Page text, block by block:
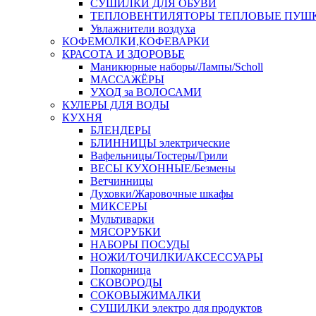
СУШИЛКИ ДЛЯ ОБУВИ
ТЕПЛОВЕНТИЛЯТОРЫ ТЕПЛОВЫЕ
Увлажнители воздуха
КОФЕМОЛКИ,КОФЕВАРКИ
КРАСОТА И ЗДОРОВЬЕ
Маникюрные наборы/Лампы/Scholl
МАССАЖЁРЫ
УХОД за ВОЛОСАМИ
КУЛЕРЫ ДЛЯ ВОДЫ
КУХНЯ
БЛЕНДЕРЫ
БЛИННИЦЫ электрические
Вафельницы/Тостеры/Грили
ВЕСЫ КУХОННЫЕ/Безмены
Ветчинницы
Духовки/Жаровочные шкафы
МИКСЕРЫ
Мультиварки
МЯСОРУБКИ
НАБОРЫ ПОСУДЫ
НОЖИ/ТОЧИЛКИ/АКСЕССУАРЫ
Попкорница
СКОВОРОДЫ
СОКОВЫЖИМАЛКИ
СУШИЛКИ электро для продуктов